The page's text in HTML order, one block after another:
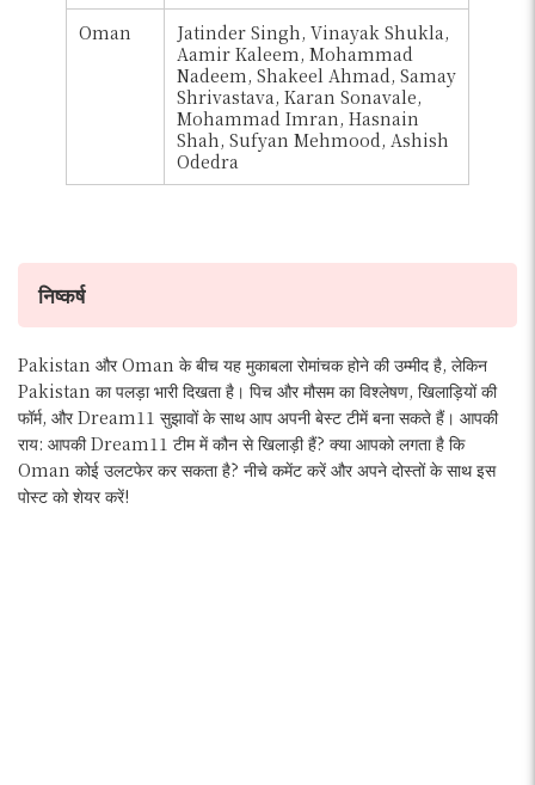
Oman
Jatinder Singh, Vinayak Shukla,
Aamir Kaleem, Mohammad
Nadeem, Shakeel Ahmad, Samay
Shrivastava, Karan Sonavale,
Mohammad Imran, Hasnain
Shah, Sufyan Mehmood, Ashish
Odedra
निष्कर्ष
Pakistan और Oman के बीच यह मुकाबला रोमांचक होने की उम्मीद है, लेकिन
Pakistan का पलड़ा भारी दिखता है। पिच और मौसम का विश्लेषण, खिलाड़ियों की
फॉर्म, और Dream11 सुझावों के साथ आप अपनी बेस्ट टीमें बना सकते हैं। आपकी
राय: आपकी Dream11 टीम में कौन से खिलाड़ी हैं? क्या आपको लगता है कि
Oman कोई उलटफेर कर सकता है? नीचे कमेंट करें और अपने दोस्तों के साथ इस
पोस्ट को शेयर करें!